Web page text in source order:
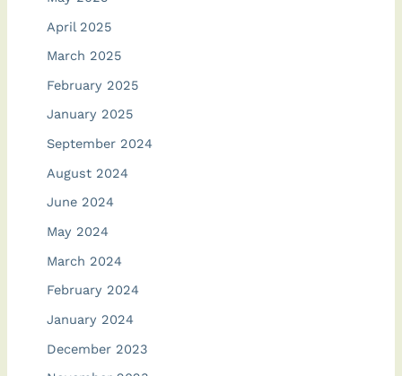
April 2025
March 2025
February 2025
January 2025
September 2024
August 2024
June 2024
May 2024
March 2024
February 2024
January 2024
December 2023